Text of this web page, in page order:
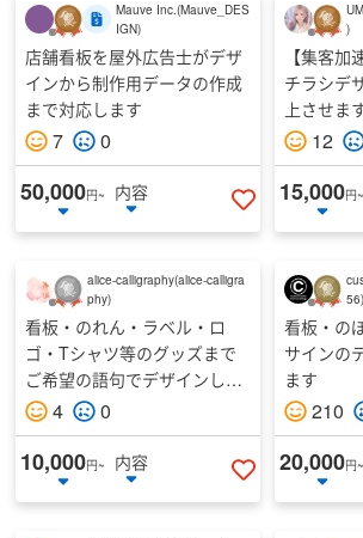
Mauve Inc.(Mauve_DES
IGN)
店舗看板を屋外広告士がデザ
インから制作用データの作成
まで対応します
7 0
50,000円~
内容
いいねする
)
【集客加
チラシデ
上させま
12
15,000円~
alice-calligraphy(alice-calligra
phy)
看板・のれん・ラベル・ロ
ゴ・Tシャツ等のグッズまで
ご希望の語句でデザインしま
す 4 0
10,000円~
内容
いいねする
56)
看板・の
サインの
ます
210
20,000円~